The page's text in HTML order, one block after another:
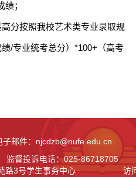
；
分按照我校艺术类专业录取规
绩/专业统考总分） *100+ （高考
邮件：njcdzb@nufe.edu.cn
督投诉电话：025-86718705
路3号学生事务中心
访